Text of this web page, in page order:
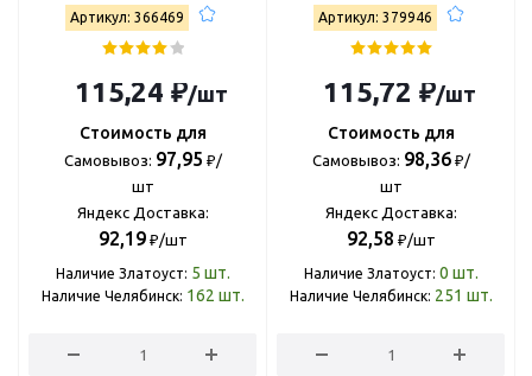
Артикул: 366469
115,24 ₽/шт
Стоимость для
Самовывоз: 97,95 ₽/
шт
Яндекс Доставка:
92,19₽/шт
Наличие Златоуст: 5 шт.
Наличие Челябинск: 162 шт.
Артикул: 379946
115,72 ₽/шт
Стоимость для
Самовывоз: 98,36₽/
шт
Яндекс Доставка:
92,58 ₽/шт
Наличие Златоуст: 0 шт.
Наличие Челябинск: 251 шт.